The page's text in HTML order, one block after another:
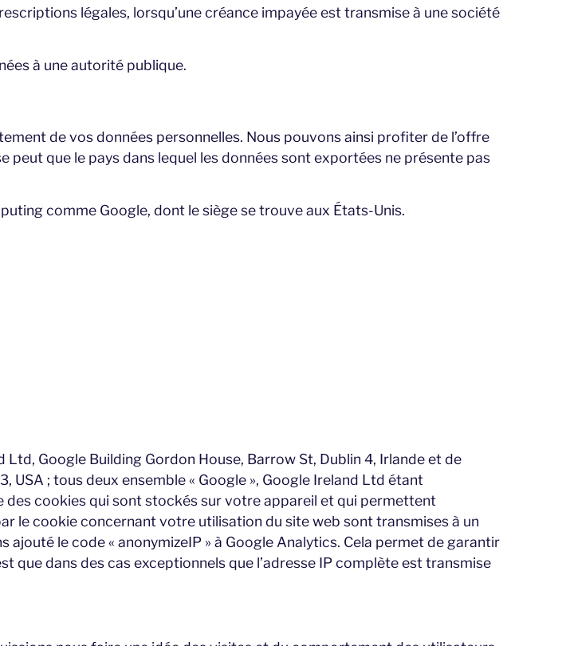
légales, lorsqu’une créance impayée est transmise à une société
à une autorité publique.
de vos données personnelles. Nous pouvons ainsi profiter de l’offre
peut que le pays dans lequel les données sont exportées ne présente pas
comme Google, dont le siège se trouve aux États-Unis.
Google Building Gordon House, Barrow St, Dublin 4, Irlande et de
; tous deux ensemble « Google », Google Ireland Ltd étant
cookies qui sont stockés sur votre appareil et qui permettent
le cookie concernant votre utilisation du site web sont transmises à un
le code « anonymizeIP » à Google Analytics. Cela permet de garantir
que dans des cas exceptionnels que l’adresse IP complète est transmise